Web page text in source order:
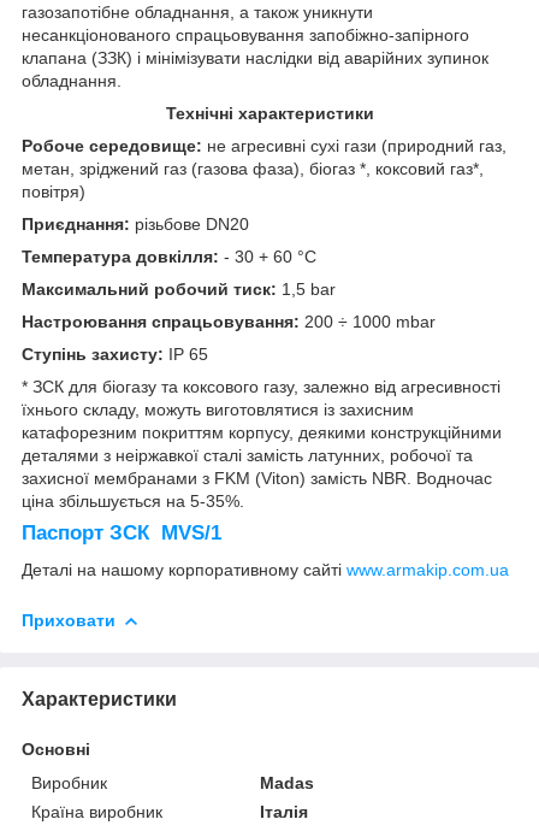
газозапотібне обладнання, а також уникнути
несанкціонованого спрацьовування запобіжно-запірного
клапана (ЗЗК) і мінімізувати наслідки від аварійних зупинок
обладнання.
Технічні характеристики
Робоче середовище: не агресивні сухі гази (природний газ,
метан, зріджений газ (газова фаза), біогаз *, коксовий газ*,
повітря)
Приєднання: різьбове DN20
Температура довкілля: - 30 + 60 °C
Максимальний робочий тиск: 1,5 bar
Настроювання спрацьовування: 200 ÷ 1000 mbar
Ступінь захисту: IP 65
* ЗСК для біогазу та коксового газу, залежно від агресивності
їхнього складу, можуть виготовлятися із захисним
катафорезним покриттям корпусу, деякими конструкційними
деталями з неіржавкої сталі замість латунних, робочої та
захисної мембранами з FKM (Viton) замість NBR. Водночас
ціна збільшується на 5-35%.
Паспорт ЗСК MVS/1
Деталі на нашому корпоративному сайті www.armakip.com.ua
Приховати
Характеристики
Основні
Виробник
Madas
Країна виробник
Італія